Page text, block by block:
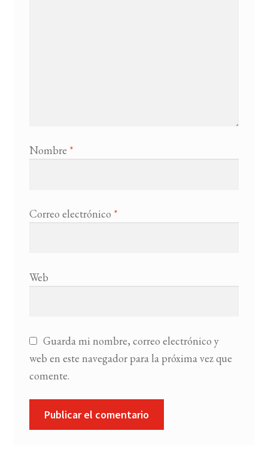
Nombre *
Correo electrónico *
Web
Guarda mi nombre, correo electrónico y
web en este navegador para la próxima vez que
comente.